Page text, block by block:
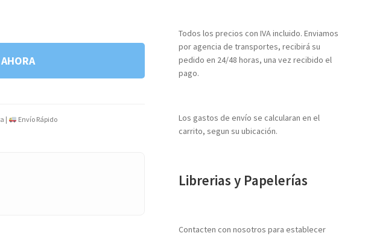
| Envío Rápido
Todos los precios con IVA incluido. Enviamos
por agencia de transportes, recibirá su
pedido en 24/48 horas, una vez recibido el
pago.
Los gastos de envío se calcularan en el
carrito, segun su ubicación.
Librerias y Papelerías
Contacten con nosotros para establecer